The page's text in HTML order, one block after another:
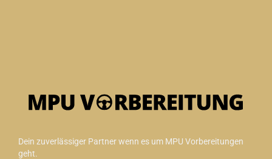
Dein zuverlässiger Partner wenn es um MPU Vorbereitungen
geht.